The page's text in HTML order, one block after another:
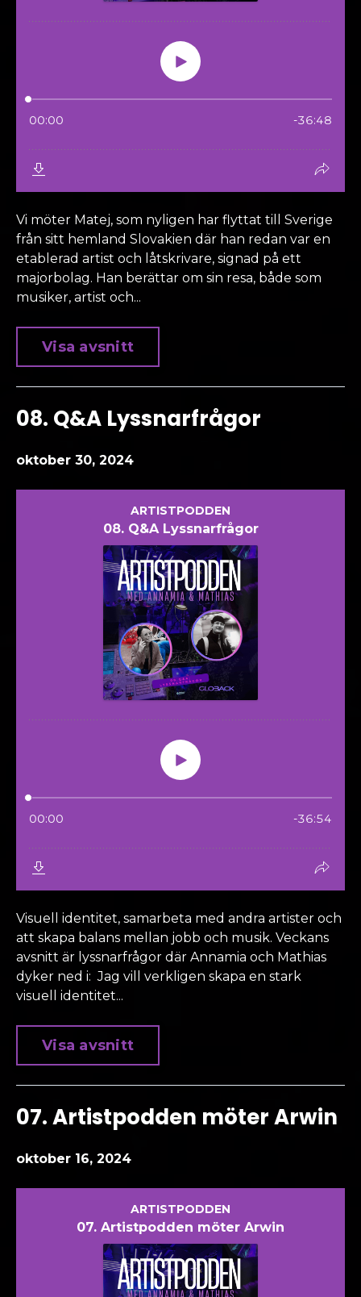
Vi möter Matej, som nyligen har flyttat till Sverige
från sitt hemland Slovakien där han redan var en
etablerad artist och låtskrivare, signad på ett
majorbolag. Han berättar om sin resa, både som
musiker, artist och...
Visa avsnitt
08. Q&A Lyssnarfrågor
oktober 30, 2024
Visuell identitet, samarbeta med andra artister och
att skapa balans mellan jobb och musik. Veckans
avsnitt är lyssnarfrågor där Annamia och Mathias
dyker ned i: Jag vill verkligen skapa en stark
visuell identitet...
Visa avsnitt
07. Artistpodden möter Arwin
oktober 16, 2024